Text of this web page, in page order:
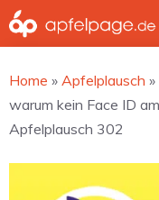
Zum
Inhalt
Home » Apfelplausch »
warum kein Face ID
Apfelplausch 302